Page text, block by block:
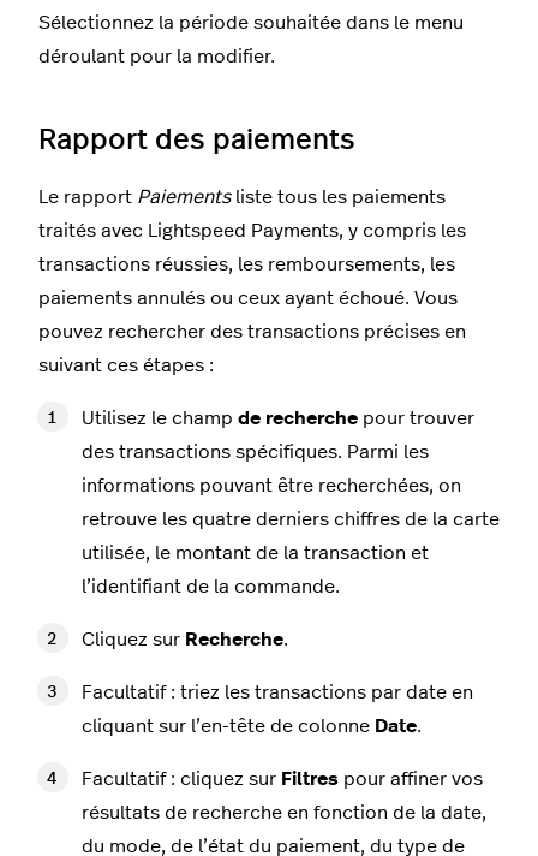
Sélectionnez la période souhaitée dans le menu
déroulant pour la modifier.
Rapport des paiements
Le rapport Paiementsliste tous les paiements
traités avec Lightspeed Payments, y compris les
transactions réussies, les remboursements, les
paiements annulés ou ceux ayant échoué. Vous
pouvez rechercher des transactions précises en
suivant ces étapes :
Utilisez le champ de recherche pour trouver
des transactions spécifiques. Parmi les
informations pouvant être recherchées, on
retrouve les quatre derniers chiffres de la carte
utilisée, le montant de la transaction et
l’identifiant de la commande.
Cliquez sur Recherche.
Facultatif : triez les transactions par date en
cliquant sur l’en-tête de colonne Date.
Facultatif : cliquez sur Filtres pour affiner vos
résultats de recherche en fonction de la date,
du mode, de l’état du paiement, du type de